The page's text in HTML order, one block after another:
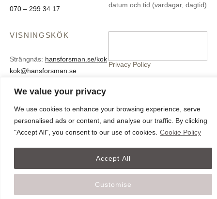
We value your privacy
We use cookies to enhance your browsing experience, serve
personalised ads or content, and analyse our traffic. By clicking
"Accept All", you consent to our use of cookies. Cookie Policy
Customise
Accept All
070 – 299 34 17
datum och tid (vardagar, dagtid)
VISNINGSKÖK
Strängnäs: hansforsman.se/kok
kok@hansforsman.se
Oslo: alabasterstudio.no
Stockholm:lilla gungans glass
Privacy Policy
© Skandinaviska Shakerkök. All rights reserved.